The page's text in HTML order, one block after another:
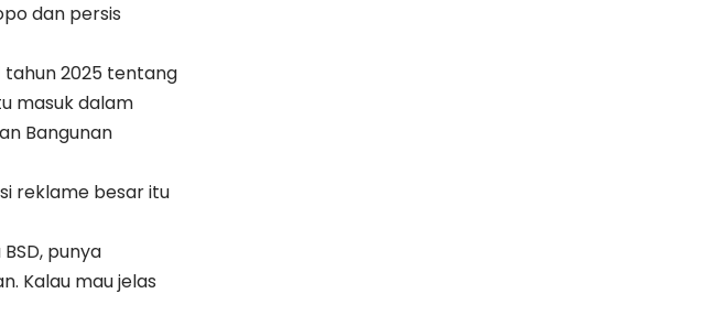
dan persis
tahun 2025 tentang
masuk dalam
Bangunan
reklame besar itu
punya
Kalau mau jelas